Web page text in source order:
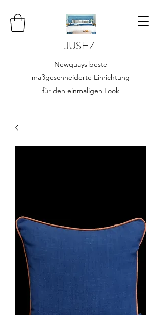
JUSHZ
Newquays beste
maßgeschneiderte Einrichtung
für den einmaligen Look